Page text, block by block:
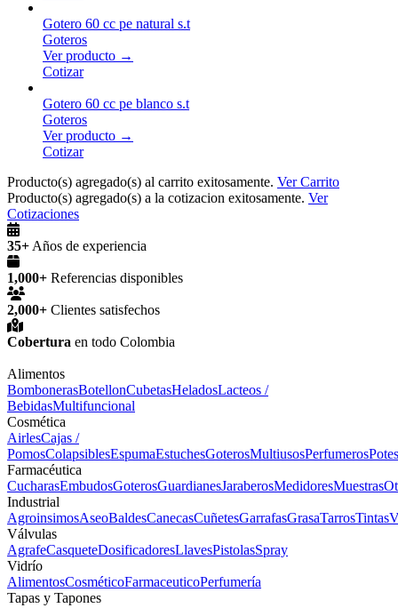
Gotero 60 cc pe natural s.t
Goteros
Ver producto →
Cotizar
Gotero 60 cc pe blanco s.t
Goteros
Ver producto →
Cotizar
Producto(s) agregado(s) al carrito exitosamente. Ver Carrito
Producto(s) agregado(s) a la cotizacion exitosamente. Ver
Cotizaciones
35+ Años de experiencia
1,000+ Referencias disponibles
2,000+ Clientes satisfechos
Cobertura en todo Colombia
Alimentos
BombonerasBotellonCubetasHeladosLacteos /
BebidasMultifuncional
Cosmética
AirlesCajas /
PomosColapsiblesEspumaEstuchesGoterosMultiusosPerfumerosPotes
Farmacéutica
CucharasEmbudosGoterosGuardianesJaraberosMedidoresMuestras
Industrial
AgroinsimosAseoBaldesCanecasCuñetesGarrafasGrasaTarrosTintas
Válvulas
AgrafeCasqueteDosificadoresLlavesPistolasSpray
Vidrío
AlimentosCosméticoFarmaceuticoPerfumería
Tapas y Tapones